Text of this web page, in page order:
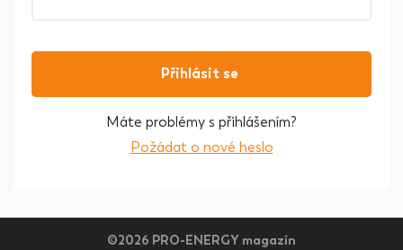
Přihlásit se
Máte problémy s přihlášením?
Požádat o nové heslo
©2026 PRO-ENERGY magazín